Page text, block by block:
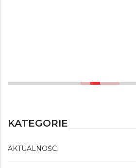
KATEGORIE
AKTUALNOŚCI